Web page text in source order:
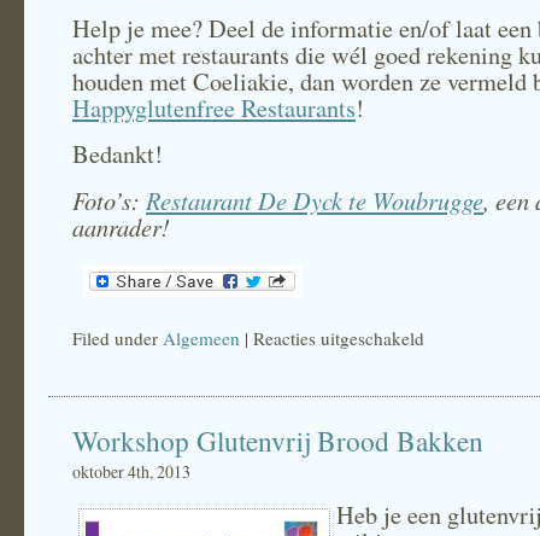
Help je mee? Deel de informatie en/of laat
achter met restaurants die wél goed rekening
houden met Coeliakie, dan worden ze vermeld
Happyglutenfree Restaurants!
Bedankt!
Foto’s: Restaurant De Dyck te Woubrugge, een
aanrader!
Filed under Algemeen | Reacties uitgeschakeld
uit
eten!
Workshop Glutenvrij Brood Bakken
oktober 4th, 2013
Heb je een